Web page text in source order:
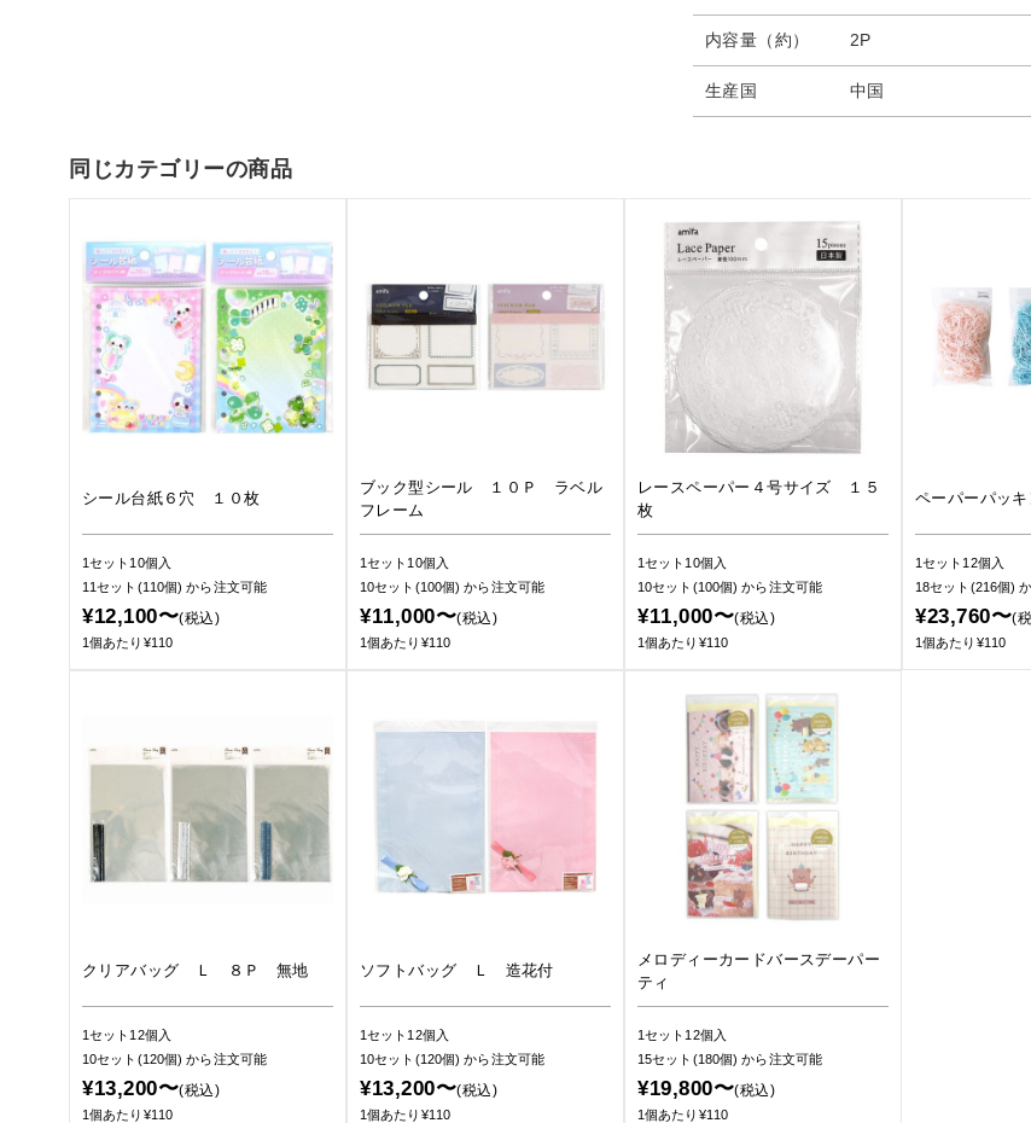
内容量（約） 2P
生産国 中国
同じカテゴリーの商品
シール台紙６穴 １０枚
1セット10個入
11セット(110個)から注文可能
¥12,100〜(税込)
1個あたり¥110
ブック型シール １０Ｐ ラベル
フレーム
1セット10個入
10セット(100個)から注文可能
¥11,000〜(税込)
1個あたり¥110
レースペーパー４号サイズ １５
枚
1セット10個入
10セット(100個)から注文可能
¥11,000〜(税込)
1個あたり¥110
ペーパーパッキ
1セット12個入
18セット(216個)
¥23,760〜(
1個あたり¥110
クリアバッグ Ｌ ８Ｐ 無地
1セット12個入
10セット(120個)から注文可能
¥13,200〜(税込)
1個あたり¥110
ソフトバッグ Ｌ 造花付
1セット12個入
10セット(120個)から注文可能
¥13,200〜(税込)
1個あたり¥110
メロディーカードバースデーパー
ティ
1セット12個入
15セット(180個)から注文可能
¥19,800〜(税込)
1個あたり¥110